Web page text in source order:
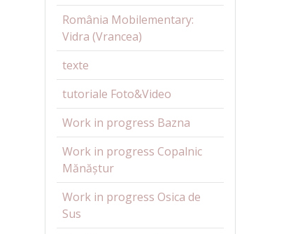
România Mobilementary:
Vidra (Vrancea)
texte
tutoriale Foto&Video
Work in progress Bazna
Work in progress Copalnic
Mănăștur
Work in progress Osica de
Sus